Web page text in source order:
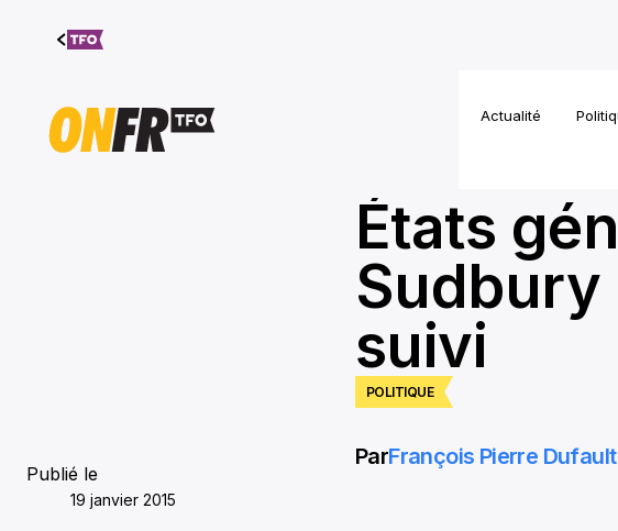
Aller au
contenu
Actualité
POLITIQUE
États
Sudbury
suivi
Publié le
19 janvier 2015
ParFrançois Pierre Dufault